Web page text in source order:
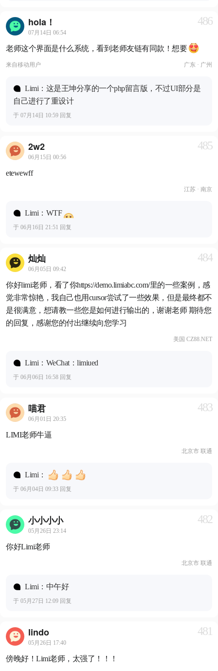
hola！
07月14日 06:54
486
老师这个界面是什么系统，看到老师友链有同款！想要
来自移动用户 广东 · 广州
Limi：这是王坤分享的一个php留言版，不过UI部分是
自己进行了重设计
于 07月14日 10:59 回复
2w2
06月15日 00:56
485
etewewff
江苏 · 南京
Limi：WTF
于 06月16日 21:51 回复
灿灿
06月05日 09:42
484
你好limi老师，看了你https://demo.limiabc.com/里的一些案例，感
觉非常惊艳，我自己也用cursor尝试了一些效果，但是最终都不
是很满意，想请教一些您是如何进行输出的，谢谢老师 期待您
的回复，感谢您的付出继续向您学习
美国 CZ88.NET
Limi：WeChat：limiued
于 06月06日 16:58 回复
喵君
06月01日 20:35
483
LIMI老师牛逼
北京市 联通
Limi：
于 06月04日 09:33 回复
小小小小
05月26日 23:14
482
你好Limi老师
北京市 联通
Limi：中午好
于 05月27日 12:09 回复
lindo
05月26日 17:40
481
傍晚好！Limi老师，太强了！！！